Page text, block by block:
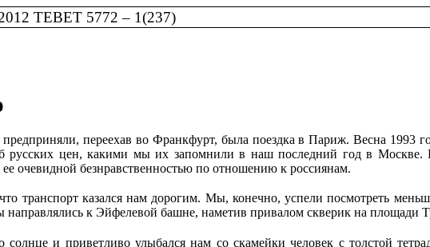
ТЕВЕТ 5772 – 1(237)
переехав во Франкфурт, была поездка в Париж. Весна 1993
русских цен, какими мы их запомнили в наш последний год в
очевидной безнравственностью по отношению к россиянам.
транспорт казался нам дорогим. Мы, конечно, успели посмотреть
к Эйфелевой башне, наметив привалом скверик на площади
и приветливо улыбался нам со скамейки человек с толстой